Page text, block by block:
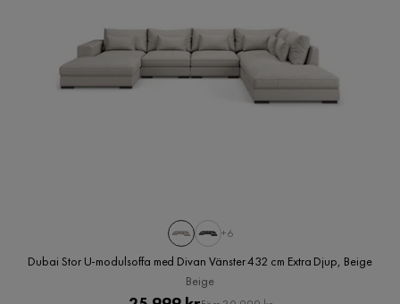
+6
Dubai Stor U-modulsoffa med Divan Vänster 432 cm Extra Djup, Beige
Beige